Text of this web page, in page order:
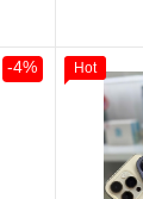
-4% Hot